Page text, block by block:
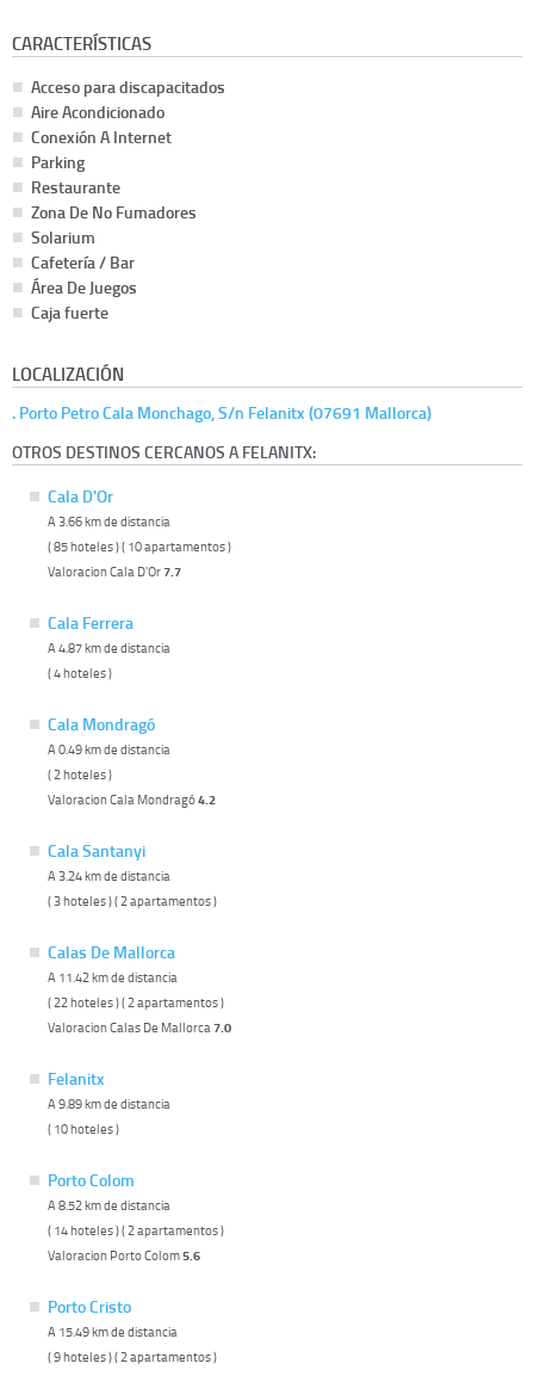
CARACTERÍSTICAS
Acceso para discapacitados
Aire Acondicionado
Conexión A Internet
Parking
Restaurante
Zona De No Fumadores
Solarium
Cafetería / Bar
Área De Juegos
Caja fuerte
LOCALIZACIÓN
. Porto Petro Cala Monchago, S/n Felanitx (07691 Mallorca)
OTROS DESTINOS CERCANOS A FELANITX:
Cala D'Or
A 3.66 km de distancia
( 85 hoteles ) ( 10 apartamentos )
Valoracion Cala D'Or7.7
Cala Ferrera
A 4.87 km de distancia
( 4 hoteles )
Cala Mondragó
A 0.49 km de distancia
( 2 hoteles )
Valoracion Cala Mondragó4.2
Cala Santanyi
A 3.24 km de distancia
( 3 hoteles ) ( 2 apartamentos )
Calas De Mallorca
A 11.42 km de distancia
( 22 hoteles ) ( 2 apartamentos )
Valoracion Calas De Mallorca 7.0
Felanitx
A 9.89 km de distancia
( 10 hoteles )
Porto Colom
A 8.52 km de distancia
( 14 hoteles ) ( 2 apartamentos )
Valoracion Porto Colom5.6
Porto Cristo
A 15.49 km de distancia
( 9 hoteles ) ( 2 apartamentos )